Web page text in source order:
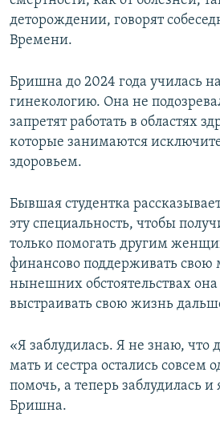
деторождении, говорят
Времени.
Бришна до 2024 года училась
гинекологию. Она не
запретят работать в областях
которые занимаются
здоровьем.
Бывшая студентка
эту специальность, чтобы
только помогать другим
финансово поддерживать свою
нынешних обстоятельствах она
выстраивать свою жизнь
«Я заблудилась. Я не знаю, что
мать и сестра остались совсем
помочь, а теперь заблудилась и
Бришна.